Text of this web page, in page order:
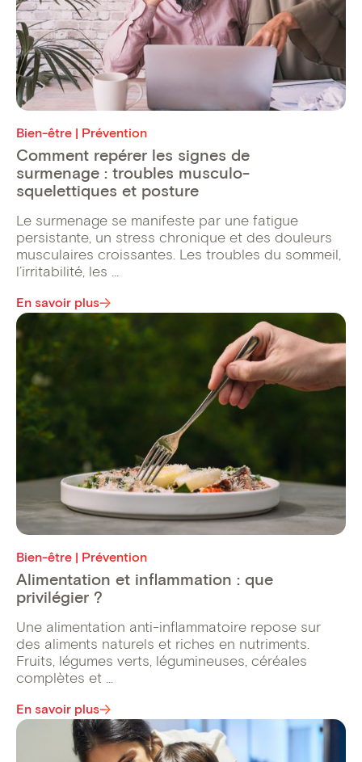
Bien-être | Prévention
Comment repérer les signes de
surmenage : troubles musculo-
squelettiques et posture
Le surmenage se manifeste par une fatigue
persistante, un stress chronique et des douleurs
musculaires croissantes. Les troubles du sommeil,
l’irritabilité, les ...
En savoir plus
Bien-être | Prévention
Alimentation et inflammation : que
privilégier ?
Une alimentation anti-inflammatoire repose sur
des aliments naturels et riches en nutriments.
Fruits, légumes verts, légumineuses, céréales
complètes et ...
En savoir plus